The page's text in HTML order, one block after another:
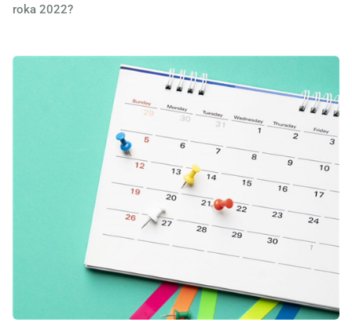
roka 2022?